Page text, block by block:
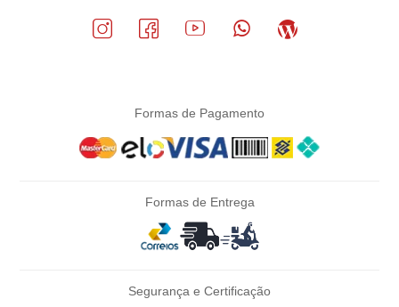
Formas de Pagamento
Formas de Entrega
Segurança e Certificação